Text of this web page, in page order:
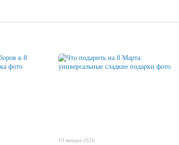
19 января 2026